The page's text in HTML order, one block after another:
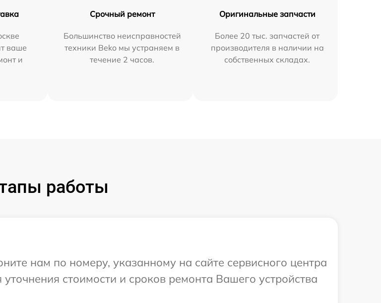
ваше
и
Срочный ремонт
Большинство неисправностей
техники Beko мы устраняем в
течение 2 часов.
Оригинальные запчасти
Более 20 тыс. запчастей от
производителя в наличии на
собственных складах.
работы
нам по номеру, указанному на сайте сервисного центра
стоимости и сроков ремонта Вашего устройства